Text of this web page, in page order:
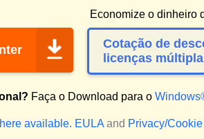
Economize o dinheiro
Cotação de
licenças
Faça o Download para o
available. EULA and Privacy/